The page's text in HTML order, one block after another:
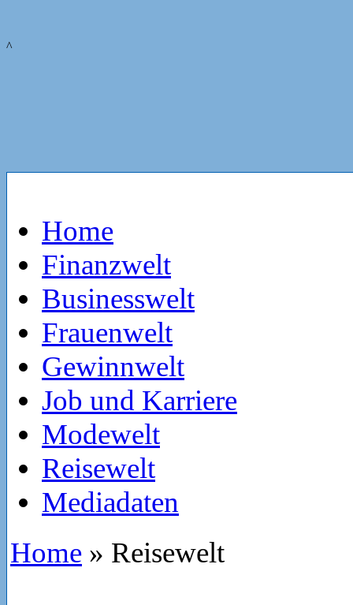
^
Home
Finanzwelt
Businesswelt
Frauenwelt
Gewinnwelt
Job und Karriere
Modewelt
Reisewelt
Mediadaten
Home » Reisewelt